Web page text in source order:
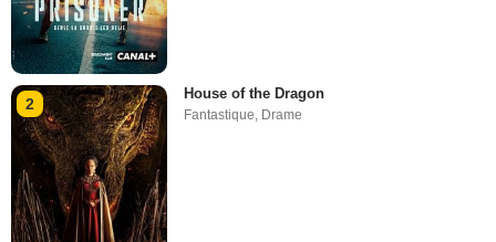
2
House of the Dragon
Fantastique, Drame